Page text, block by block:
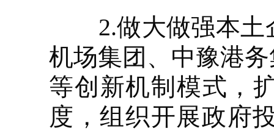
2.做大做强本土
机场集团、中豫港
等创新机制模式，
度，组织开展政府